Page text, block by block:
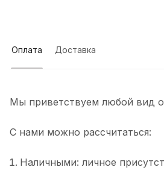
Оплата Доставка
Мы приветствуем любой вид
С нами можно рассчитаться:
Наличными: личное